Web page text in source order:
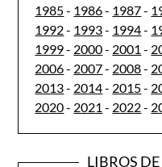
1985- 1986- 1987-
1992- 1993- 1994-
1999- 2000- 2001 -
2006- 2007- 2008-
2013- 2014- 2015-
2020- 2021 - 2022-
LIBROS